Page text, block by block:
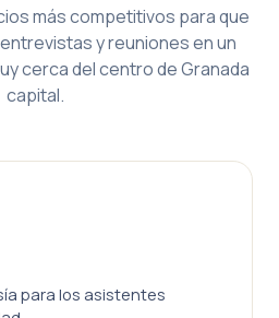
más competitivos para que
y reuniones en un
cerca del centro de Granada
capital.
para los asistentes